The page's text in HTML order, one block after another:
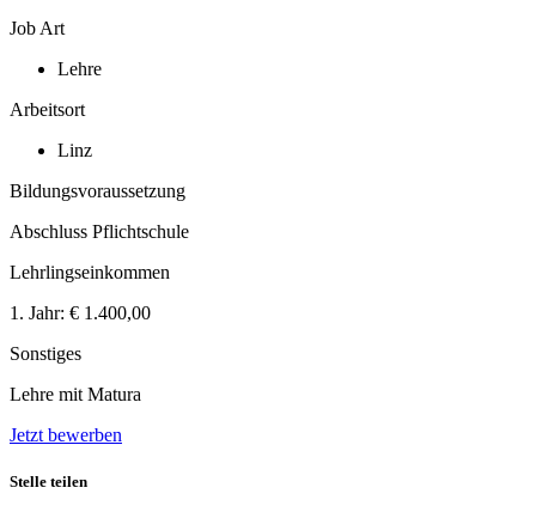
Job Art
Lehre
Arbeitsort
Linz
Bildungsvoraussetzung
Abschluss Pflichtschule
Lehrlingseinkommen
1. Jahr: € 1.400,00
Sonstiges
Lehre mit Matura
Jetzt bewerben
Stelle teilen